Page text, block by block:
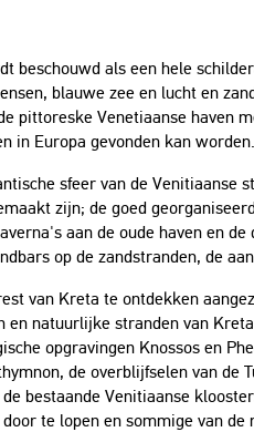
beschouwd als een hele
blauwe zee en lucht en
pittoreske Venetiaanse haven
in Europa gevonden kan worden.
sfeer van de Venitiaanse
zijn; de goed
aan de oude haven en
op de zandstranden, de
van Kreta te ontdekken
en natuurlijke stranden van
opgravingen Knossos en
de overblijfselen van de
bestaande Venitiaanse
te lopen en sommige van